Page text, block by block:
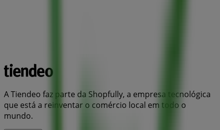
A Tiendeo faz parte da Shopfully, a empresa tecnológica
que está a reinventar o comércio local em todo o
mundo.